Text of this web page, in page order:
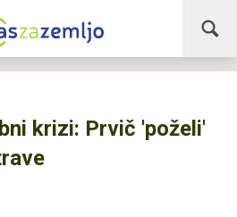
krizi: Prvič 'poželi'